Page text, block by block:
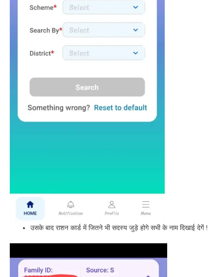
उसके बाद राशन कार्ड में जितने भी सदस्य जुड़े होगे सभी के नाम दिखाई देगें !